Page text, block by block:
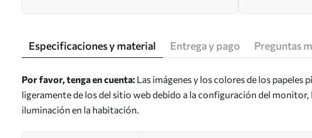
Especificaciones y material Entrega y pago Preguntas
Por favor, tenga en cuenta: Las imágenes y los colores de los
ligeramente de los del sitio web debido a la configuración del monitor,
iluminación en la habitación.